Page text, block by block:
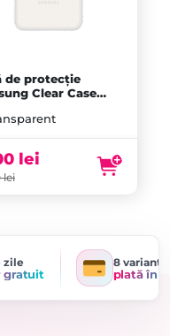
de protecție
Clear Case
lei
lei
zile
gratuit
8 variante
plată în